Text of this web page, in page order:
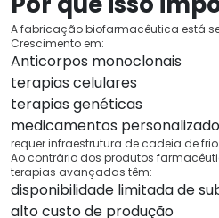
A fabricação biofarmacêutica está
Crescimento em:
Anticorpos monoclonais
terapias celulares
terapias genéticas
medicamentos
requer infraestrutura de cadeia de
Ao contrário dos produtos
terapias avançadas têm:
disponibilidade limitada de
alto custo de produção